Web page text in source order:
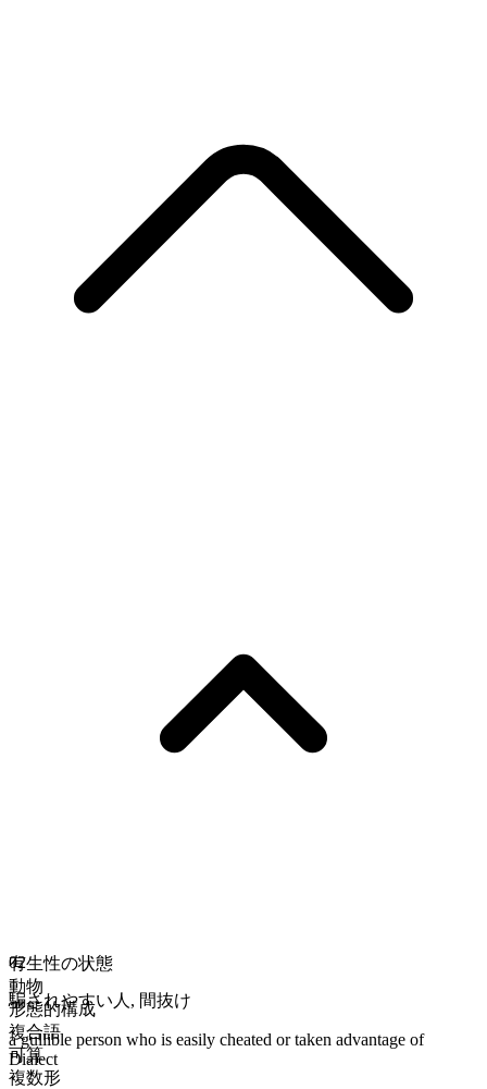
有生性の状態
動物
形態的構成
複合語
可算
複数形
02
騙されやすい人 , 間抜け
a gullible person who is easily cheated or taken advantage of
Dialect